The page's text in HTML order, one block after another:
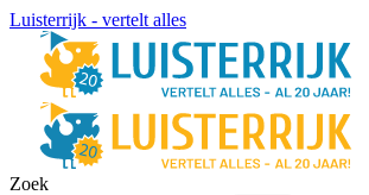
Luisterrijk - vertelt alles
Zoek